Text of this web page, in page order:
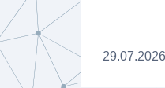
29.07.2026